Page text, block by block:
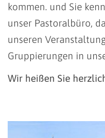
kommen. und Sie
unser Pastoralbüro,
unseren
Gruppierungen in
Wir heißen Sie